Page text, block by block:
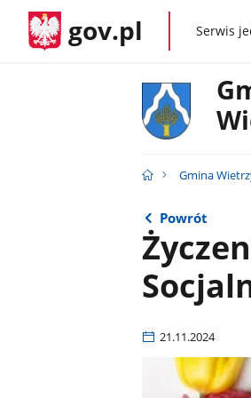
gov.pl gov.plSerwis
Gmina
Powrót
21.11.2024